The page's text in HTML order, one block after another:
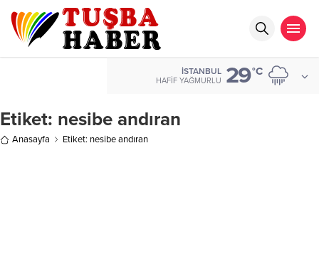
İSTANBUL
HAFIF YAĞMURLU 29°C
Etiket: nesibe andıran
Anasayfa Etiket: nesibe andıran